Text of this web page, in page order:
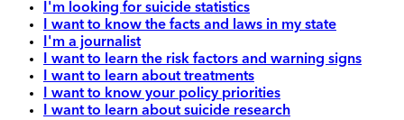
I'm looking for suicide statistics
I want to know the facts and laws in my state
I'm a journalist
I want to learn the risk factors and warning signs
I want to learn about treatments
I want to know your policy priorities
I want to learn about suicide research